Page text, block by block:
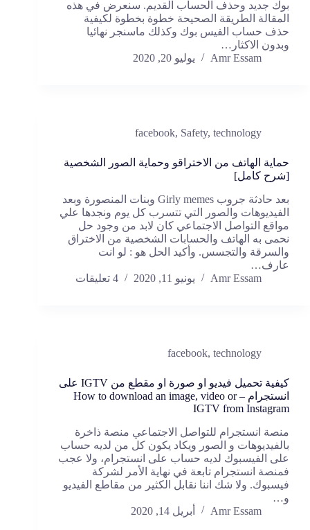
بوك جديد وحذف الحساب القديم. سنعرض في هذه
المقالة الطريقة الصحيحة خطوة بخطوة لكيفية
حذف حساب الفيس بوك وكذلك ماسنجر نهائيا
وبدون الاكثار…
Amr Essam
يوليو 20, 2020
facebook, Safety, technology
حماية الهاتف من الاختراقو وحماية الصور الشخصية
[شرح كامل]
بعد حادثة جروب Girly memes وبنات المنصورة وبعد
الفيديوهات والصور التي تتسرب كل يوم ونجدها علي
مواقع التواصل الاجتماعي كان لابد من وجود حل
نحمى به الهاتف والحسابات الشخصية من الاختراق
والسرقة والتجسس. وأكيد الحل هو : لو انت
عارف…
Amr Essam
يونيو 11, 2020 4 تعليقات
facebook, technology
كيفية تحميل فيديو او صورة او مقطع من IGTV على
انستجرام – How to download an image, video or
IGTV from Instagram
منصة انستجرام للتواصل الاجتماعي منصة ذاخرة
بالفيديوهات و الصور ويكاد يكون كل من لديه حساب
على الفيسبوك لديه حساب على انستجرام، ولا عجب
فمنصة انستجرام تابعة في نهاية الأمر لشركة
فيسبوك. ولا شك اننا نقابل الكثير من مقاطع الفيديو
و…
Amr Essam
أبريل 14, 2020